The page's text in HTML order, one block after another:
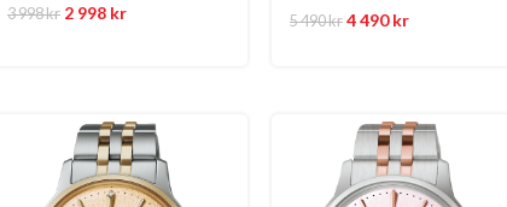
3 998kr 2 998 kr 5 490kr 4 490kr